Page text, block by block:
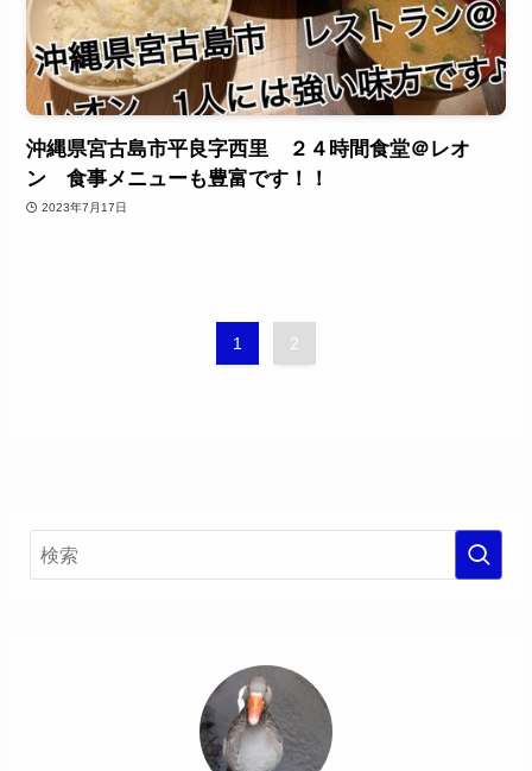
沖縄県宮古島市平良字西里 ２４時間食堂＠レオ
ン 食事メニューも豊富です！！
2023年7月17日
1 2